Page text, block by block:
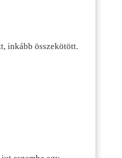
inkább összekötött.